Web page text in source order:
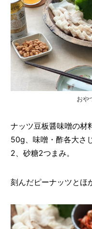
おや
ナッツ豆板醤味噌の材
50g、味噌・酢各大さ
2、砂糖2つまみ。
刻んだピーナッツとほ